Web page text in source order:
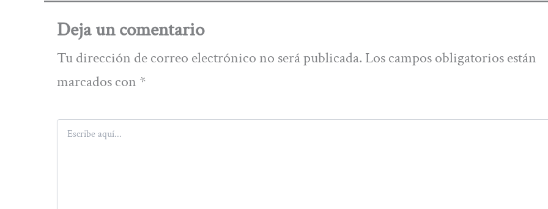
Deja un comentario
Tu dirección de correo electrónico no será publicada. Los campos obligatorios están
marcados con *
Escribe
aquí...